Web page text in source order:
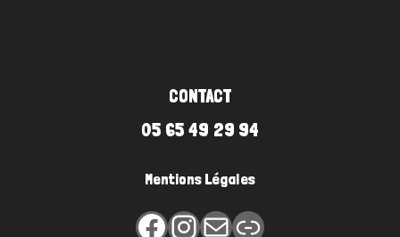
CONTACT
05 65 49 29 94
Mentions Légales
FacebookInstagram
E-mail Lien